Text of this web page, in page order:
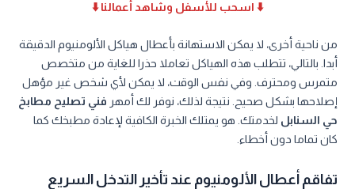
⬇️ اسحب للأسفل وشاهد أعمالنا ⬇️
من ناحية أخرى، لا يمكن الاستهانة بأعطال هياكل الألومنيوم الدقيقة
أبدا. بالتالي، تتطلب هذه الهياكل تعاملا حذرا للغاية من متخصص
متمرس ومحترف. وفي نفس الوقت، لا يمكن لأي شخص غير مؤهل
إصلاحها بشكل صحيح. نتيجة لذلك، نوفر لك أمهر فني تصليح مطابخ
حي السنابل لخدمتك. هو يمتلك الخبرة الكافية لإعادة مطبخك كما
كان تماما دون أخطاء.
تفاقم أعطال الألومنيوم عند تأخير التدخل السريع